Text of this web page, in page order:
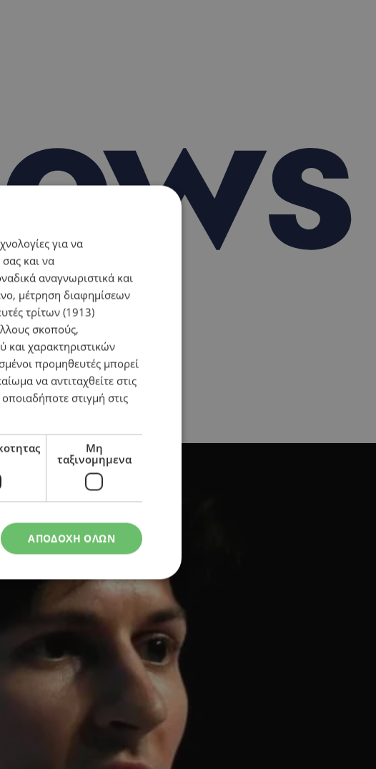
για να
και να
αναγνωριστικά και
μέτρηση διαφημίσεων
τρίτων (1913)
σκοπούς,
και χαρακτηριστικών
προμηθευτές μπορεί
να αντιταχθείτε στις
στιγμή στις
Μη
ταξινομημενα
ΑΠΟΔΟΧΗ ΟΛΩΝ